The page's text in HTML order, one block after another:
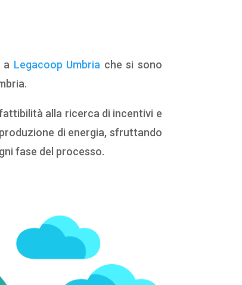
a Legacoop Umbria che si sono
alla ricerca di incentivi e
di energia, sfruttando
fase del processo.